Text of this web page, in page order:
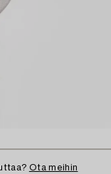
Ota meihin